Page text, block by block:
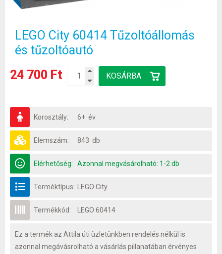
LEGO City 60414 Tűzoltóállomás
és tűzoltóautó
24 700 Ft
Korosztály: 6+ év
Elemszám: 843 db
Elérhetőség: Azonnal megvásárolható: 1-2 db
Terméktípus: LEGO City
Termékkód: LEGO 60414
Ez a termék az Attila úti üzletünkben rendelés nélkül is
azonnal megávásrolható a vásárlás pillanatában érvényes